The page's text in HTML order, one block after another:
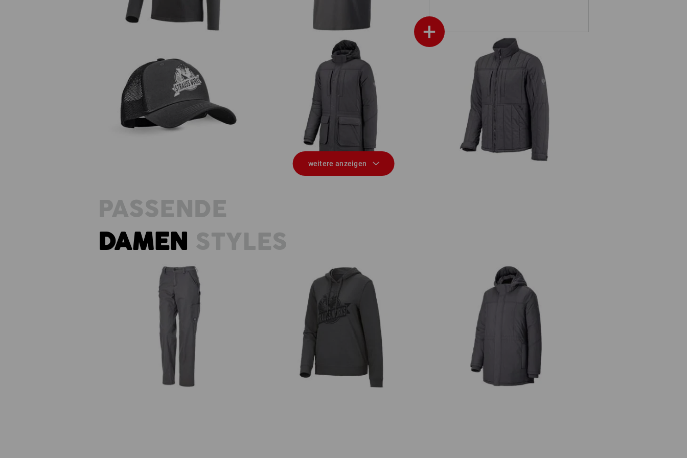
+
Cap e.s.iconic works Parka e.s.iconic Allseason Jacke e.s.iconic
weitere anzeigen
PASSENDE
DAMEN STYLES
Bundhose e.s.iconic, Damen
Hoody-Sweatshirt e.s.iconic works,
Parka e.s.iconic, Damen